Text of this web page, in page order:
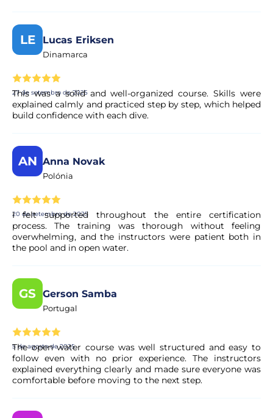
LE Lucas Eriksen
Dinamarca
27 de setembro de 2025
This was a solid and well-organized course. Skills were
explained calmly and practiced step by step, which helped
build confidence with each dive.
AN Anna Novak
Polónia
20 de setembro de 2025
I felt supported throughout the entire certification
process. The training was thorough without feeling
overwhelming, and the instructors were patient both in
the pool and in open water.
GS Gerson Samba
Portugal
5 de agosto de 2025
The open water course was well structured and easy to
follow even with no prior experience. The instructors
explained everything clearly and made sure everyone was
comfortable before moving to the next step.